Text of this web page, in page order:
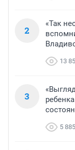
2
«Так
13
3
5 885